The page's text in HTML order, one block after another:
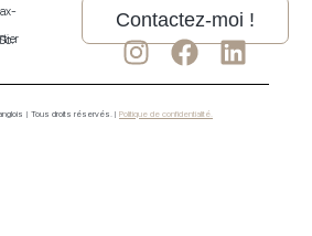
| Tous droits réservés. | Politique de confidentialité.
Sc.
Contactez-moi !